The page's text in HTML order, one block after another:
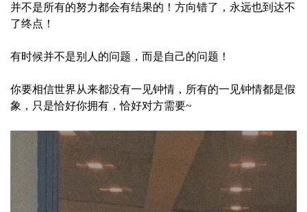
并不是所有的努力都会有结果的！方向错了，永远也到达不
了终点！
有时候并不是别人的问题，而是自己的问题！
你要相信世界从来都没有一见钟情，所有的一见钟情都是假
象，只是恰好你拥有，恰好对方需要~